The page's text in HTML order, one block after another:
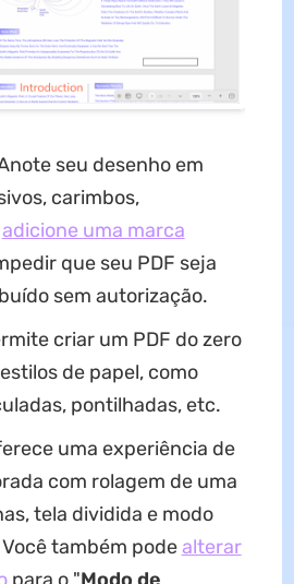
seu desenho em
carimbos,
adicione uma marca
que seu PDF seja
sem autorização.
criar um PDF do zero
de papel, como
pontilhadas, etc.
uma experiência de
com rolagem de uma
tela dividida e modo
também podealterar